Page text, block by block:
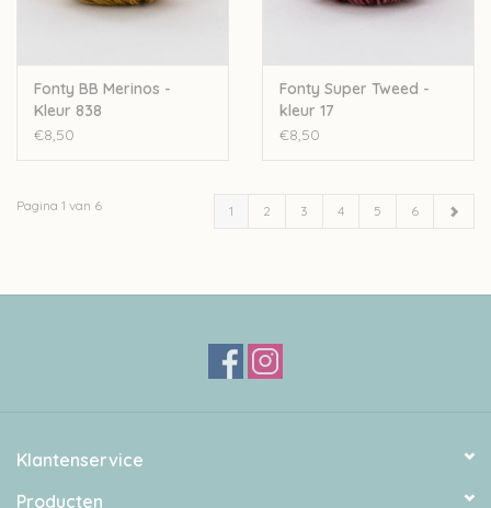
Fonty BB Merinos -
Kleur 838
€8,50
Fonty Super Tweed -
kleur 17
€8,50
Pagina 1 van 6 1 2 3 4 5 6
Klantenservice
Producten